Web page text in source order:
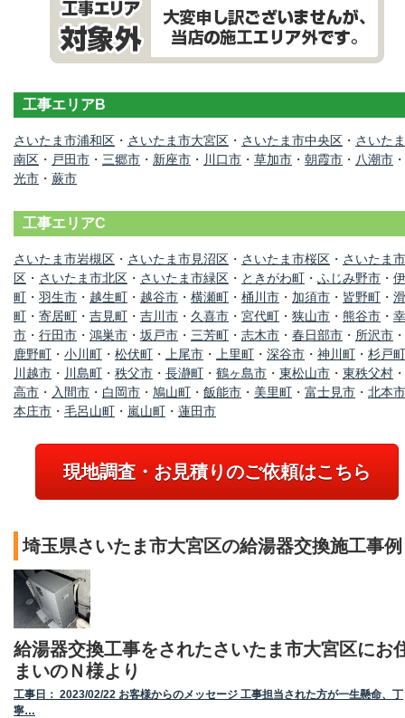
工事エリアB
さいたま市浦和区 ・ さいたま市大宮区 ・ さいたま市中央区 ・ さいた
南区 ・ 戸田市 ・ 三郷市 ・ 新座市 ・ 川口市 ・ 草加市 ・ 朝霞市 ・ 八潮市 ・
光市 ・ 蕨市
工事エリアC
さいたま市岩槻区 ・ さいたま市見沼区 ・ さいたま市桜区 ・ さいたま
区 ・ さいたま市北区 ・ さいたま市緑区 ・ ときがわ町 ・ ふじみ野市 ・
町 ・ 羽生市 ・ 越生町 ・ 越谷市 ・ 横瀬町 ・ 桶川市 ・ 加須市 ・ 皆野町 ・
町 ・ 寄居町 ・ 吉見町 ・ 吉川市 ・ 久喜市 ・ 宮代町 ・ 狭山市 ・ 熊谷市 ・
市 ・ 行田市 ・ 鴻巣市 ・ 坂戸市 ・ 三芳町 ・ 志木市 ・ 春日部市 ・ 所沢市 ・
鹿野町 ・ 小川町 ・ 松伏町 ・ 上尾市 ・ 上里町 ・ 深谷市 ・ 神川町 ・ 杉戸町
川越市 ・ 川島町 ・ 秩父市 ・ 長瀞町 ・ 鶴ヶ島市 ・ 東松山市 ・ 東秩父村 ・
高市 ・ 入間市 ・ 白岡市 ・ 鳩山町 ・ 飯能市 ・ 美里町 ・ 富士見市 ・ 北本市
本庄市 ・ 毛呂山町 ・ 嵐山町 ・ 蓮田市
現地調査・お見積りのご依頼はこちら
埼玉県さいたま市大宮区の給湯器交換施工事例
給湯器交換工事をされたさいたま市大宮区にお
まいのＮ様より
工事日： 2023/02/22 お客様からのメッセージ 工事担当された方が一生懸命、丁
寧…